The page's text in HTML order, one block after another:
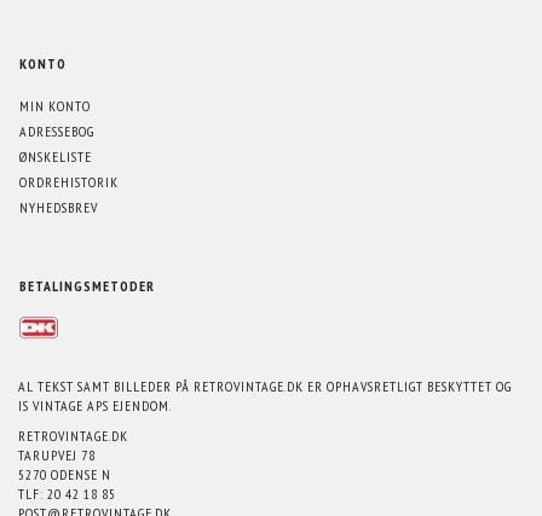
KONTO
MIN KONTO
ADRESSEBOG
ØNSKELISTE
ORDREHISTORIK
NYHEDSBREV
BETALINGSMETODER
AL TEKST SAMT BILLEDER PÅ RETROVINTAGE.DK ER OPHAVSRETLIGT BESKYTTET OG
IS VINTAGE APS EJENDOM.
RETROVINTAGE.DK
TARUPVEJ 78
5270 ODENSE N
TLF: 20 42 18 85